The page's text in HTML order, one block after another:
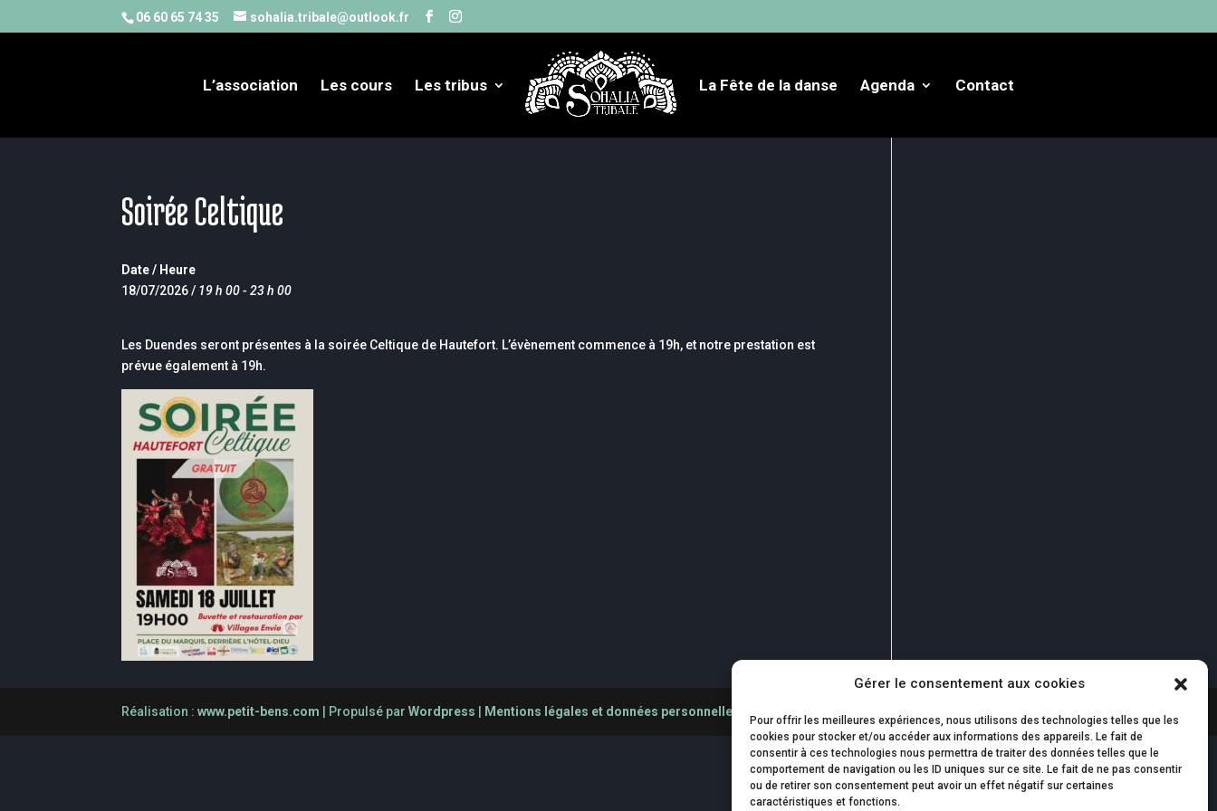
Gérer le consentement aux cookies
Pour offrir les meilleures expériences, nous utilisons des technologies telles que les
cookies pour stocker et/ou accéder aux informations des appareils. Le fait de
consentir à ces technologies nous permettra de traiter des données telles que le
comportement de navigation ou les ID uniques sur ce site. Le fait de ne pas consentir
ou de retirer son consentement peut avoir un effet négatif sur certaines
caractéristiques et fonctions.
06 60 65 74 35 sohalia.tribale@outlook.fr
L’association Les cours Les tribus La Fête de la danse Agenda Contact
Soirée Celtique
Date / Heure
18/07/2026 / 19 h 00 - 23 h 00
Les Duendes seront présentes à la soirée Celtique de Hautefort. L’évènement commence à 19h, et notre prestation est
prévue également à 19h.
Réalisation :www.petit-bens.com | Propulsé parWordpress Mentions légales et données personnelles